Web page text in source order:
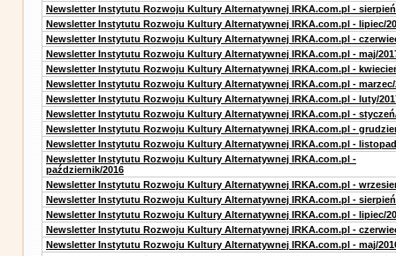
Newsletter Instytutu Rozwoju Kultury Alternatywnej IRKA.com.pl -
Newsletter Instytutu Rozwoju Kultury Alternatywnej IRKA.com.pl - lipiec/
Newsletter Instytutu Rozwoju Kultury Alternatywnej IRKA.com.pl -
Newsletter Instytutu Rozwoju Kultury Alternatywnej IRKA.com.pl - maj/
Newsletter Instytutu Rozwoju Kultury Alternatywnej IRKA.com.pl -
Newsletter Instytutu Rozwoju Kultury Alternatywnej IRKA.com.pl - marzec/
Newsletter Instytutu Rozwoju Kultury Alternatywnej IRKA.com.pl - luty/
Newsletter Instytutu Rozwoju Kultury Alternatywnej IRKA.com.pl -
Newsletter Instytutu Rozwoju Kultury Alternatywnej IRKA.com.pl -
Newsletter Instytutu Rozwoju Kultury Alternatywnej IRKA.com.pl -
Newsletter Instytutu Rozwoju Kultury Alternatywnej IRKA.com.pl -
październik/2016
Newsletter Instytutu Rozwoju Kultury Alternatywnej IRKA.com.pl -
Newsletter Instytutu Rozwoju Kultury Alternatywnej IRKA.com.pl -
Newsletter Instytutu Rozwoju Kultury Alternatywnej IRKA.com.pl - lipiec/
Newsletter Instytutu Rozwoju Kultury Alternatywnej IRKA.com.pl -
Newsletter Instytutu Rozwoju Kultury Alternatywnej IRKA.com.pl - maj/